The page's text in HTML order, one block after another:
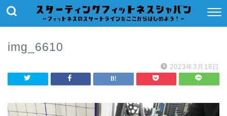
img_6610
2023年3月18日